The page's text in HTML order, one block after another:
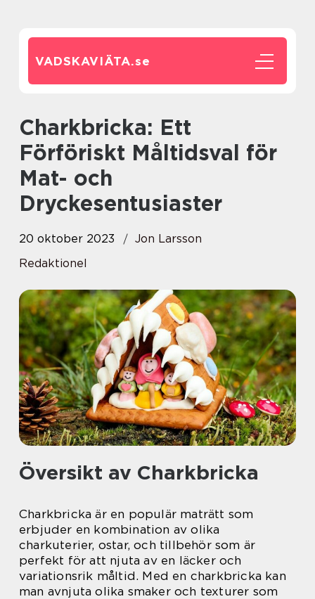
VADSKAVIÄTA.se
Charkbricka: Ett
Förföriskt Måltidsval för
Mat- och
Dryckesentusiaster
20 oktober 2023
Jon Larsson
Redaktionel
Översikt av Charkbricka
Charkbricka är en populär maträtt som
erbjuder en kombination av olika
charkuterier, ostar, och tillbehör som är
perfekt för att njuta av en läcker och
variationsrik måltid. Med en charkbricka kan
man avnjuta olika smaker och texturer som